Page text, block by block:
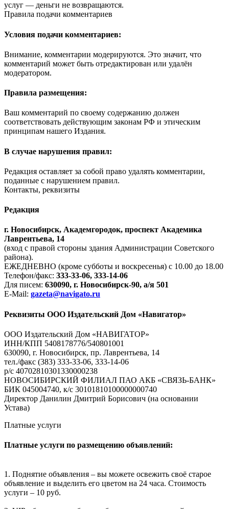
услуг — деньги не возвращаются.
Правила подачи комментариев
Условия подачи комментариев:
Внимание, комментарии модерируются. Это значит, что
комментарий может быть отредактирован или удалён
модератором.
Правила размещения:
Ваш комментарий по своему содержанию должен
соответствовать действующим законам РФ и этическим
принципам нашего Издания.
В случае нарушения правил:
Редакция оставляет за собой право удалять комментарии,
поданные с нарушением правил.
Контакты, реквизиты
Редакция
г. Новосибирск, Академгородок, проспект Академика
Лаврентьева, 14
(вход с правой стороны здания Администрации Советского
района).
ЕЖЕДНЕВНО (кроме субботы и воскресенья) с 10.00 до 18.00
Телефон/факс: 333-33-06, 333-14-06
Для писем: 630090, г. Новосибирск-90, а/я 501
E-Mail: gazeta@navigato.ru
Реквизиты ООО Издательский Дом «Навигатор»
ООО Издательский Дом «НАВИГАТОР»
ИНН/КПП 5408178776/540801001
630090, г. Новосибирск, пр. Лаврентьева, 14
тел./факс (383) 333-33-06, 333-14-06
р/с 40702810301330000238
НОВОСИБИРСКИЙ ФИЛИАЛ ПАО АКБ «СВЯЗЬ-БАНК»
БИК 045004740, к/с 30101810100000000740
Директор Данилин Дмитрий Борисович (на основании
Устава)
Платные услуги
Платные услуги по размещению объявлений:
1. Поднятие объявления – вы можете освежить своё старое
объявление и выделить его цветом на 24 часа. Стоимость
услуги – 10 руб.